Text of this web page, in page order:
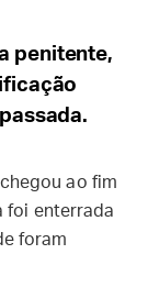
penitente,
ao fim
foi enterrada
foram